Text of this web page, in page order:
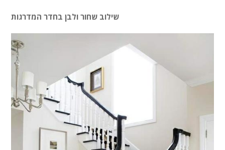
שילוב שחור ולבן בחדר המדרגות